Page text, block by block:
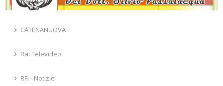
CATENANUOVA
Rai Televideo
RFI - Notizie